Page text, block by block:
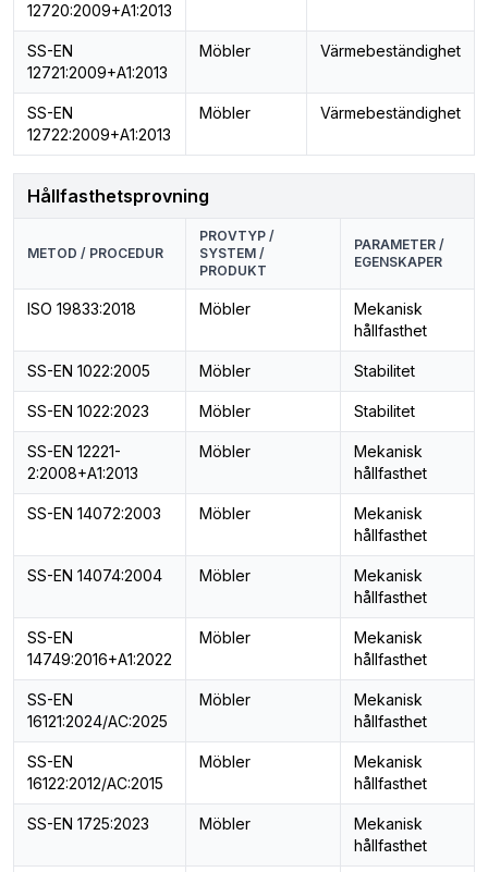
12720:2009+A1:2013
SS-EN
12721:2009+A1:2013
Möbler Värmebeständighet
SS-EN
12722:2009+A1:2013
Möbler Värmebeständighet
Hållfasthetsprovning
METOD / PROCEDUR
PROVTYP /
SYSTEM /
PRODUKT
PARAMETER /
EGENSKAPER
ISO 19833:2018 Möbler
Mekanisk
hållfasthet
SS-EN 1022:2005 Möbler Stabilitet
SS-EN 1022:2023 Möbler Stabilitet
SS-EN 12221-
2:2008+A1:2013
Möbler
Mekanisk
hållfasthet
SS-EN 14072:2003 Möbler
Mekanisk
hållfasthet
SS-EN 14074:2004 Möbler
Mekanisk
hållfasthet
SS-EN
14749:2016+A1:2022
Möbler
Mekanisk
hållfasthet
SS-EN
16121:2024/AC:2025
Möbler
Mekanisk
hållfasthet
SS-EN
16122:2012/AC:2015
Möbler
Mekanisk
hållfasthet
SS-EN 1725:2023 Möbler
Mekanisk
hållfasthet